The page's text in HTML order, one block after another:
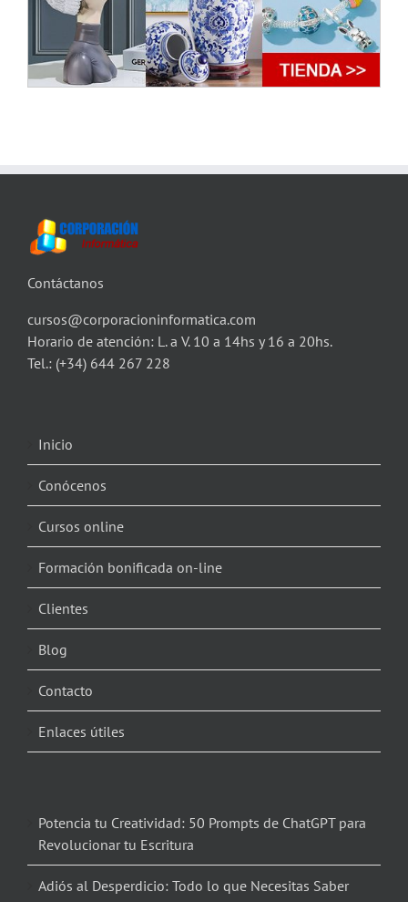
Contáctanos
cursos@corporacioninformatica.com
Horario de atención: L. a V. 10 a 14hs y 16 a 20hs.
Tel.: (+34) 644 267 228
Inicio
Conócenos
Cursos online
Formación bonificada on-line
Clientes
Blog
Contacto
Enlaces útiles
Potencia tu Creatividad: 50 Prompts de ChatGPT para
Revolucionar tu Escritura
Adiós al Desperdicio: Todo lo que Necesitas Saber